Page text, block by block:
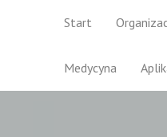
Start
Medycyna